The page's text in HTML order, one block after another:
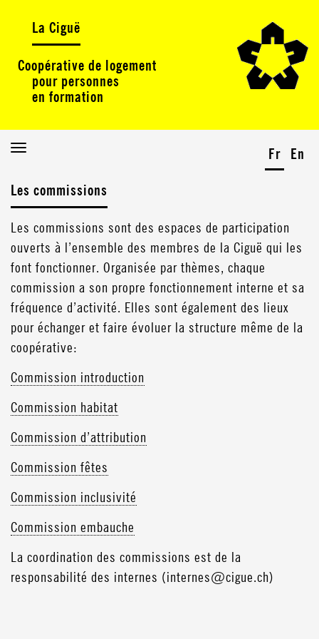
La Ciguë
Coopérative de logement
pour personnes
en formation
Toggle
Fr En
Les commissions
Les commissions sont des espaces de participation
ouverts à l’ensemble des membres de la Ciguë qui les
font fonctionner. Organisée par thèmes, chaque
commission a son propre fonctionnement interne et sa
fréquence d’activité. Elles sont également des lieux
pour échanger et faire évoluer la structure même de la
coopérative:
Commission introduction
Commission habitat
Commission d’attribution
Commission fêtes
Commission inclusivité
Commission embauche
La coordination des commissions est de la
responsabilité des internes (internes@cigue.ch)